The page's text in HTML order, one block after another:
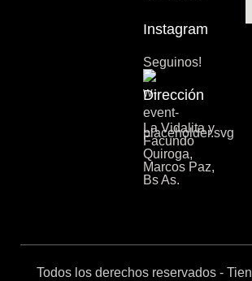
Instagram
Seguinos!
Dirección
La Vidalita y
Facundo
Quiroga,
Marcos Paz,
Bs As.
Todos los derechos reservados -